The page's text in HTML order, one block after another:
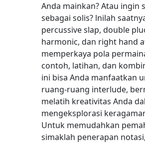
Anda mainkan? Atau ingin
sebagai solis? lnilah
percussive slap, double
harmonic, dan right hand
memperkaya pola
contoh, latihan, dan
ini bisa Anda manfaatkan
ruang-ruang interlude,
melatih kreativitas Anda
mengeksplorasi
Untuk memudahkan
simaklah penerapan